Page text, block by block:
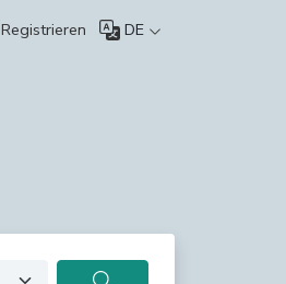
Registrieren DE